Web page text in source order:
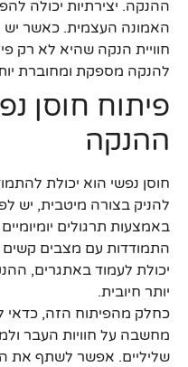
ההנקה. יצירתיות יכולה
האמונה העצמית. כאשר יש
חוויית הנקה שהיא לא רק
להנקה מספקת ומחוברת
פיתוח חוסן
ההנקה
חוסן נפשי הוא יכולת
להניק בצורה מיטבית, יש
באמצעות תרגולים
התמודדות עם מצבים קשים
יכולת לעמוד באתגרים,
יותר חיובית.
כחלק מהפיתוח הזה, כדאי
מחשבה על חוויות העבר
שליליים. אפשר לשתף את